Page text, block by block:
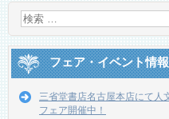
フェア・イベント情報
三省堂書店名古屋本店にて人
フェア開催中！